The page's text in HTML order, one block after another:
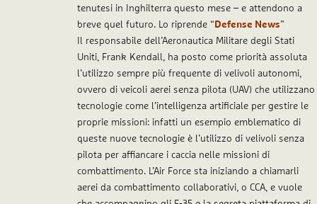
tenutesi in Inghilterra questo mese – e attendono a
breve quel futuro. Lo riprende “Defense News”
Il responsabile dell’Aeronautica Militare degli Stati
Uniti, Frank Kendall, ha posto come priorità assoluta
l’utilizzo sempre più frequente di velivoli autonomi,
ovvero di veicoli aerei senza pilota (UAV) che utilizzano
tecnologie come l’intelligenza artificiale per gestire le
proprie missioni: infatti un esempio emblematico di
queste nuove tecnologie è l’utilizzo di velivoli senza
pilota per affiancare i caccia nelle missioni di
combattimento. L’Air Force sta iniziando a chiamarli
aerei da combattimento collaborativi, o CCA, e vuole